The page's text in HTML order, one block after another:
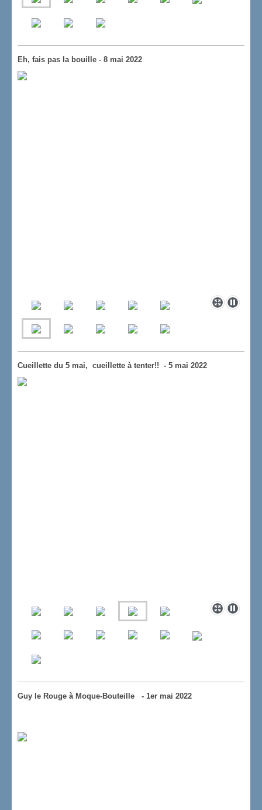
Eh, fais pas la bouille - 8 mai 2022
Cueillette du 5 mai, cueillette à tenter!! - 5 mai 2022
Guy le Rouge à Moque-Bouteille - 1er mai 2022